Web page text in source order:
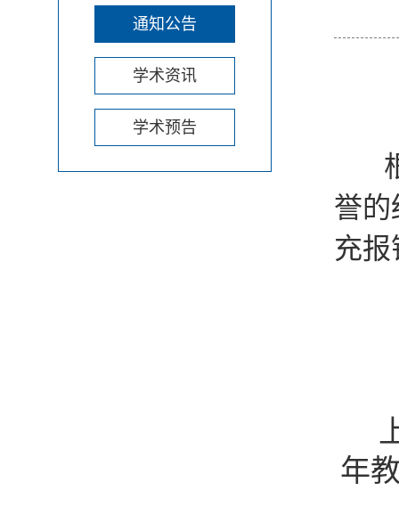
通知公告
学术资讯
学术预告
根
誉的
充
年